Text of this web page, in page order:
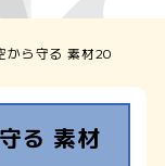
から守る 素材20
る 素材